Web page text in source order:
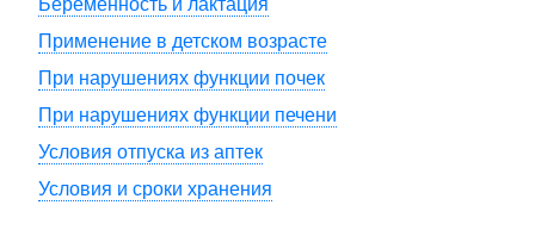
Беременность и лактация
Применение в детском возрасте
При нарушениях функции почек
При нарушениях функции печени
Условия отпуска из аптек
Условия и сроки хранения